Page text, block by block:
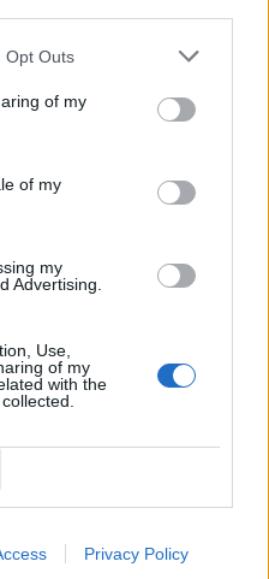
Opt Outs
of my
of my
my
Advertising.
Use,
of my
with the
Privacy Policy